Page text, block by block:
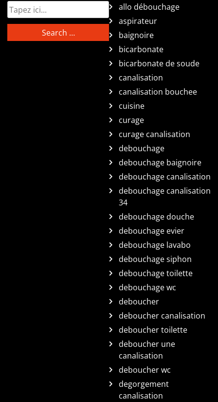
allo débouchage
aspirateur
baignoire
bicarbonate
bicarbonate de soude
canalisation
canalisation bouchee
cuisine
curage
curage canalisation
debouchage
debouchage baignoire
debouchage canalisation
debouchage canalisation
34
debouchage douche
debouchage evier
debouchage lavabo
debouchage siphon
debouchage toilette
debouchage wc
deboucher
deboucher canalisation
deboucher toilette
deboucher une
canalisation
deboucher wc
degorgement
canalisation